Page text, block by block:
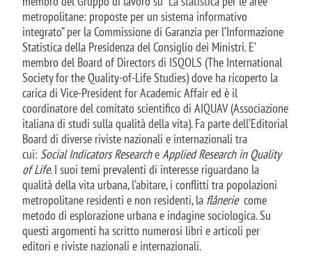
metropolitane: proposte per un sistema informativo
integrato” per la Commissione di Garanzia per l’Informazione
Statistica della Presidenza del Consiglio dei Ministri. E’
membro del Board of Directors di ISQOLS (The International
Society for the Quality-of-Life Studies) dove ha ricoperto la
carica di Vice-President for Academic Affair ed è il
coordinatore del comitato scientifico di AIQUAV (Associazione
italiana di studi sulla qualità della vita). Fa parte dell’Editorial
Board di diverse riviste nazionali e internazionali tra
cui: Social Indicators ResearcheApplied Research in Quality
of Life. I suoi temi prevalenti di interesse riguardano la
qualità della vita urbana, l’abitare, i conflitti tra popolazioni
metropolitane residenti e non residenti, la flânerie come
metodo di esplorazione urbana e indagine sociologica. Su
questi argomenti ha scritto numerosi libri e articoli per
editori e riviste nazionali e internazionali.